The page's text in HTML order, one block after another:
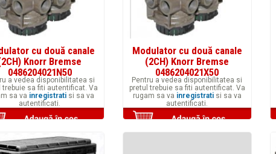
cu două canale
Knorr Bremse
0486204021N50
a vedea disponibilitatea si
trebuie sa fiti autentificat. Va
sa va inregistratisi sa va
autentificati.
Modulator cu două canale
(2CH) Knorr Bremse
0486204021X50
Pentru a vedea disponibilitatea si
pretul trebuie sa fiti autentificat. Va
rugam sa va inregistratisi sa va
autentificati.